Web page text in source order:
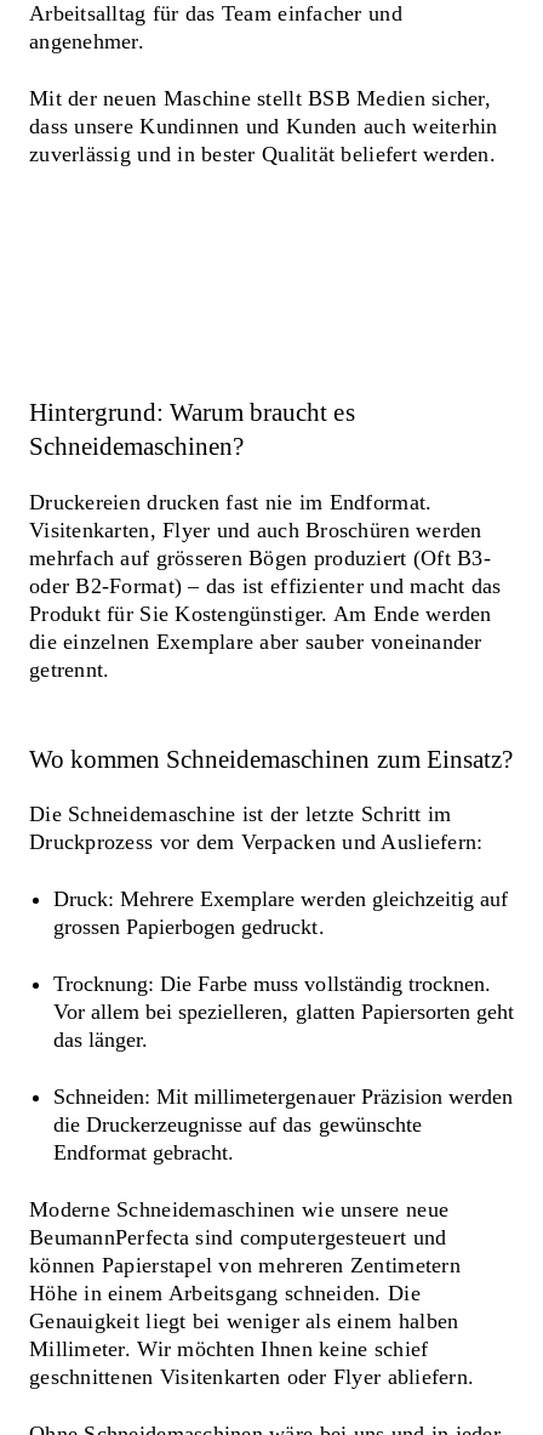
Arbeitsalltag für das Team einfacher und
angenehmer.
Mit der neuen Maschine stellt BSB Medien sicher,
dass unsere Kundinnen und Kunden auch weiterhin
zuverlässig und in bester Qualität beliefert werden.
Hintergrund: Warum braucht es
Schneidemaschinen?
Druckereien drucken fast nie im Endformat.
Visitenkarten, Flyer und auch Broschüren werden
mehrfach auf grösseren Bögen produziert (Oft B3-
oder B2-Format) – das ist effizienter und macht das
Produkt für Sie Kostengünstiger. Am Ende werden
die einzelnen Exemplare aber sauber voneinander
getrennt.
Wo kommen Schneidemaschinen zum Einsatz?
Die Schneidemaschine ist der letzte Schritt im
Druckprozess vor dem Verpacken und Ausliefern:
Druck: Mehrere Exemplare werden gleichzeitig auf
grossen Papierbogen gedruckt.
Trocknung: Die Farbe muss vollständig trocknen.
Vor allem bei spezielleren, glatten Papiersorten geht
das länger.
Schneiden: Mit millimetergenauer Präzision werden
die Druckerzeugnisse auf das gewünschte
Endformat gebracht.
Moderne Schneidemaschinen wie unsere neue
BeumannPerfecta sind computergesteuert und
können Papierstapel von mehreren Zentimetern
Höhe in einem Arbeitsgang schneiden. Die
Genauigkeit liegt bei weniger als einem halben
Millimeter. Wir möchten Ihnen keine schief
geschnittenen Visitenkarten oder Flyer abliefern.